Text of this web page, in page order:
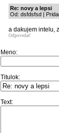
Re: novy a lepsi
Od: dsfdsfsd |
a dakujem intelu,
Odpovedať
Meno:
Titulok:
Text: